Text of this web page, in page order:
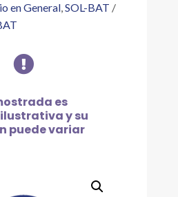
en General,SOL-BAT

es
y su
puede variar